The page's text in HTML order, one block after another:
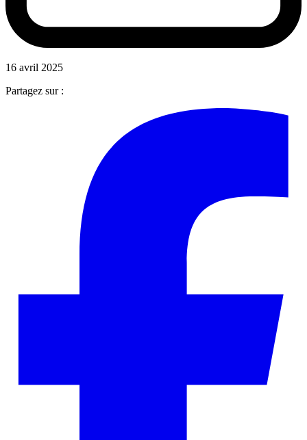
16 avril 2025
Partagez sur :